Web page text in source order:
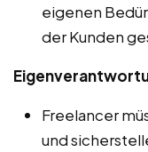
eigenen
der Kunden
Freelancer
und